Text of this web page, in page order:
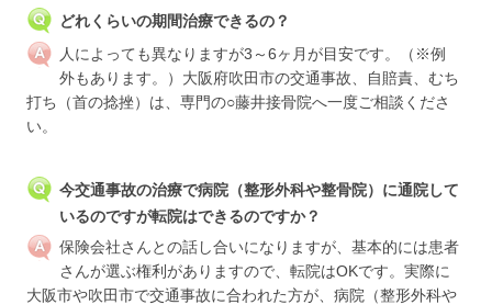
どれくらいの期間治療できるの？
人によっても異なりますが3～6ヶ月が目安です。（※例
外もあります。）大阪府吹田市の交通事故、自賠責、むち
打ち（首の捻挫）は、専門の○藤井接骨院へ一度ご相談くださ
い。
今交通事故の治療で病院（整形外科や整骨院）に通院して
いるのですが転院はできるのですか？
保険会社さんとの話し合いになりますが、基本的には患者
さんが選ぶ権利がありますので、転院はOKです。実際に
大阪市や吹田市で交通事故に合われた方が、病院（整形外科や